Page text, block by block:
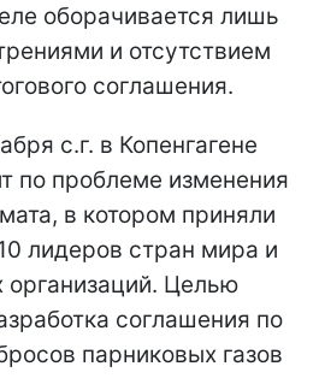
оборачивается лишь
и отсутствием
соглашения.
с.г. в Копенгагене
по проблеме изменения
в котором приняли
лидеров стран мира и
Целью
соглашения по
парниковых газов